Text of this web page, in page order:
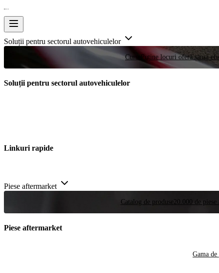
Soluții pentru sectorul autovehiculelor
Curse Puține locuri oferă șansa
Soluții pentru sectorul autovehiculelor
Linkuri rapide
Piese aftermarket
Catalog de produse 20.000 de
Piese aftermarket
Gama de